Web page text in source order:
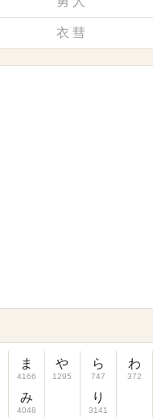
衣 彗
ま
4166
み
4048
や
1295
ら
747
り
3141
わ
372